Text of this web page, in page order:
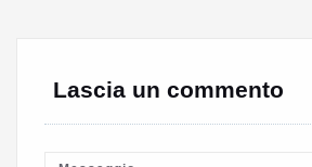
Lascia un commento